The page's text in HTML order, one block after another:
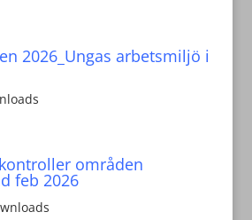
2026_Ungas arbetsmiljö i
områden
feb 2026